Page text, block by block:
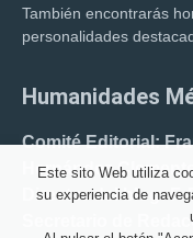
También encontrarás
personalidades
Humanidades
Comité Editorial:
Hernández
Director del blog:
Secretario de
Este sito Web utiliza
su experiencia de